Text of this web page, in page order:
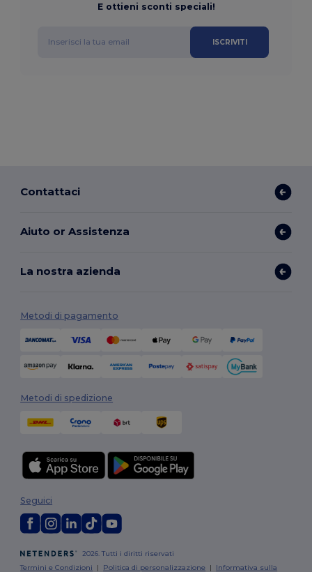
E ottieni sconti speciali!
ISCRIVITI
Contattaci
Aiuto or Assistenza
La nostra azienda
Metodi di pagamento
Metodi di spedizione
2026. Tutti i diritti riservati
Termini e Condizioni | Politica di personalizzazione | Informativa sulla
Seguici